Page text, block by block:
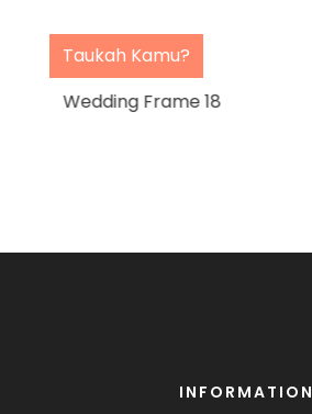
Taukah Kamu?
Wedding Frame 18
INFORMATION